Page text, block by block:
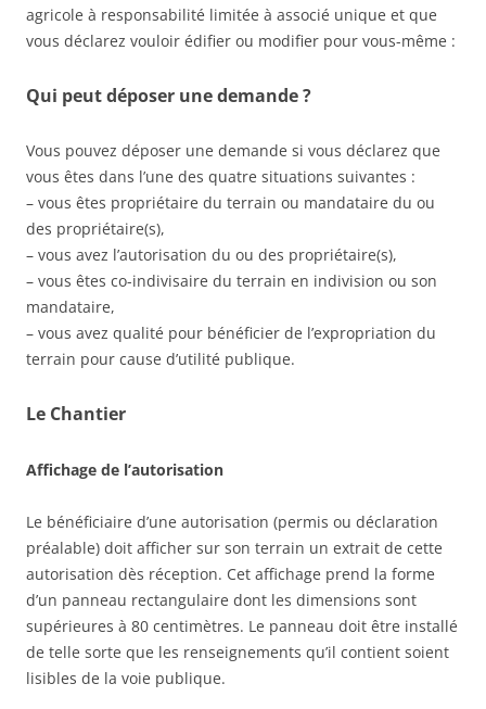
agricole à responsabilité limitée à associé unique et que
vous déclarez vouloir édifier ou modifier pour vous-même :
Qui peut déposer une demande ?
Vous pouvez déposer une demande si vous déclarez que
vous êtes dans l’une des quatre situations suivantes :
– vous êtes propriétaire du terrain ou mandataire du ou
des propriétaire(s),
– vous avez l’autorisation du ou des propriétaire(s),
– vous êtes co-indivisaire du terrain en indivision ou son
mandataire,
– vous avez qualité pour bénéficier de l’expropriation du
terrain pour cause d’utilité publique.
Le Chantier
Affichage de l’autorisation
Le bénéficiaire d’une autorisation (permis ou déclaration
préalable) doit afficher sur son terrain un extrait de cette
autorisation dès réception. Cet affichage prend la forme
d’un panneau rectangulaire dont les dimensions sont
supérieures à 80 centimètres. Le panneau doit être installé
de telle sorte que les renseignements qu’il contient soient
lisibles de la voie publique.